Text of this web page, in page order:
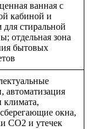
ванная с
кабиной и
для стиральной
отдельная зона
бытовых
автоматизация
климата,
окна,
CO2 и утечек